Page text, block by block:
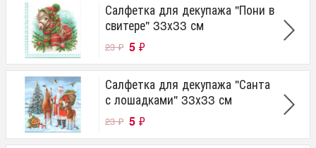
Салфетка для декупажа "Пони в
свитере" 33х33 см
23₽ 5 ₽
Салфетка для декупажа "Санта
с лошадками" 33х33 см
23₽ 5 ₽